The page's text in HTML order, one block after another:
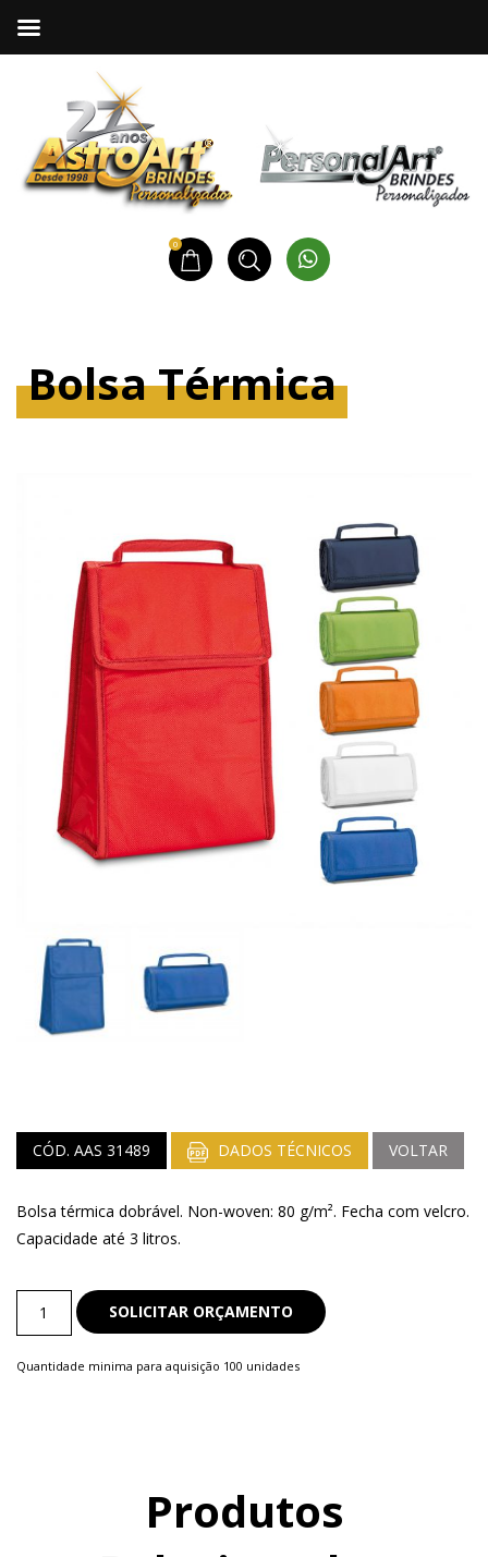
0
Bolsa Térmica
CÓD. AAS 31489 DADOS TÉCNICOS VOLTAR
Bolsa térmica dobrável. Non-woven: 80 g/m². Fecha com velcro.
Capacidade até 3 litros.
Térmica
SOLICITAR ORÇAMENTO
Quantidade minima para aquisição 100 unidades
Produtos